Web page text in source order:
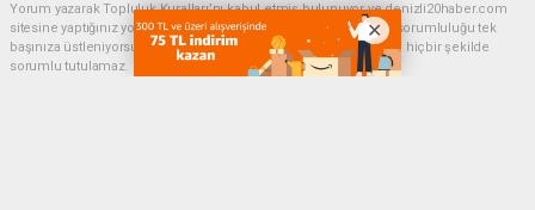
Yorum yazarak Topluluk Kuralları’nı kabul etmiş bulunuyor ve denizli20haber.com
sitesine yaptığınız yorumunuzla ilgili doğrudan veya dolaylı tüm sorumluluğu tek
başınıza üstleniyorsunuz. Yazılan tüm yorumlardan site yönetimi hiçbir şekilde
sorumlu tutulamaz.